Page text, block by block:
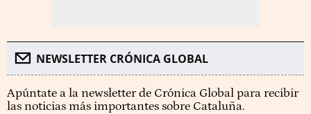
NEWSLETTER CRÓNICA GLOBAL
Apúntate a la newsletter de Crónica Global para recibir
las noticias más importantes sobre Cataluña.